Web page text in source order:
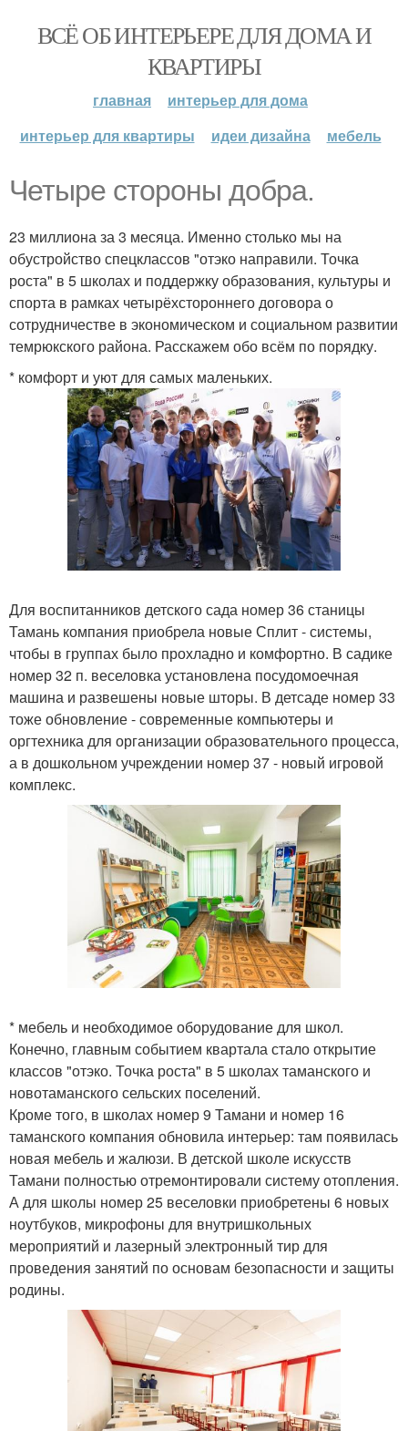
ВСЁ ОБ ИНТЕРЬЕРЕ ДЛЯ ДОМА И
КВАРТИРЫ
главная
интерьер для дома
интерьер для квартиры
идеи дизайна мебель
Четыре стороны добра.
23 миллиона за 3 месяца. Именно столько мы на
обустройство спецклассов "отэко направили. Точка
роста" в 5 школах и поддержку образования, культуры и
спорта в рамках четырёхстороннего договора о
сотрудничестве в экономическом и социальном развитии
темрюкского района. Расскажем обо всём по порядку.
* комфорт и уют для самых маленьких.
Для воспитанников детского сада номер 36 станицы
Тамань компания приобрела новые Сплит - системы,
чтобы в группах было прохладно и комфортно. В садике
номер 32 п. веселовка установлена посудомоечная
машина и развешены новые шторы. В детсаде номер 33
тоже обновление - современные компьютеры и
оргтехника для организации образовательного процесса,
а в дошкольном учреждении номер 37 - новый игровой
комплекс.
* мебель и необходимое оборудование для школ.
Конечно, главным событием квартала стало открытие
классов "отэко. Точка роста" в 5 школах таманского и
новотаманского сельских поселений.
Кроме того, в школах номер 9 Тамани и номер 16
таманского компания обновила интерьер: там появилась
новая мебель и жалюзи. В детской школе искусств
Тамани полностью отремонтировали систему отопления.
А для школы номер 25 веселовки приобретены 6 новых
ноутбуков, микрофоны для внутришкольных
мероприятий и лазерный электронный тир для
проведения занятий по основам безопасности и защиты
родины.